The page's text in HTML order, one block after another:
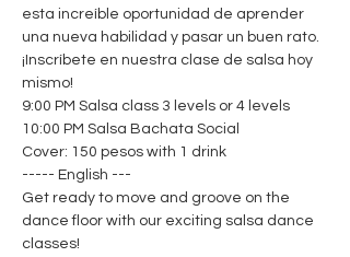
esta increíble oportunidad de aprender
una nueva habilidad y pasar un buen rato.
¡Inscríbete en nuestra clase de salsa hoy
mismo!
9:00 PM Salsa class 3 levels or 4 levels
10:00 PM Salsa Bachata Social
Cover: 150 pesos with 1 drink
----- English ---
Get ready to move and groove on the
dance floor with our exciting salsa dance
classes!